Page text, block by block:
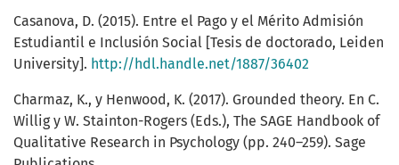
Casanova, D. (2015). Entre el Pago y el Mérito Admisión
Estudiantil e Inclusión Social [Tesis de doctorado, Leiden
University]. http://hdl.handle.net/1887/36402
Charmaz, K., y Henwood, K. (2017). Grounded theory. En C.
Willig y W. Stainton-Rogers (Eds.), The SAGE Handbook of
Qualitative Research in Psychology (pp. 240–259). Sage